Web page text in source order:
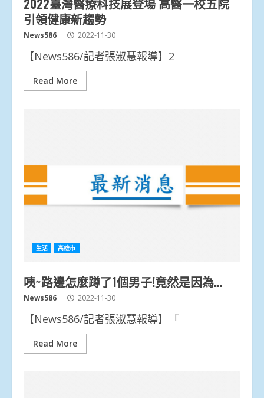
引領健康新趨勢
News586 2022-11-30
【News586/記者張淑慧報導】2
Read More
生活 高雄市
咦~路邊怎麼蹲了1個男子!竟然是因為…
News586 2022-11-30
【News586/記者張淑慧報導】「
Read More